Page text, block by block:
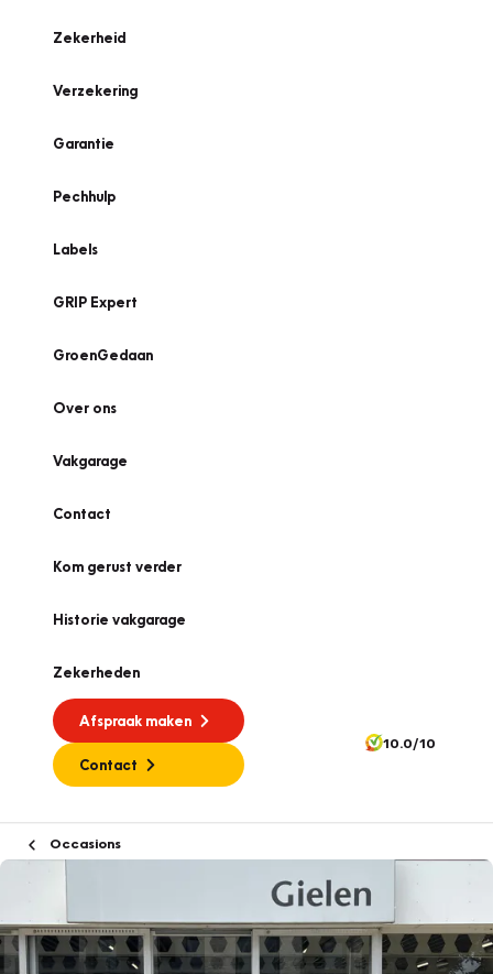
Zekerheid
Verzekering
Garantie
Pechhulp
Labels
GRIP Expert
GroenGedaan
Over ons
Vakgarage
Contact
Kom gerust verder
Historie vakgarage
Zekerheden
Afspraak maken
Contact
10.0/10
Occasions